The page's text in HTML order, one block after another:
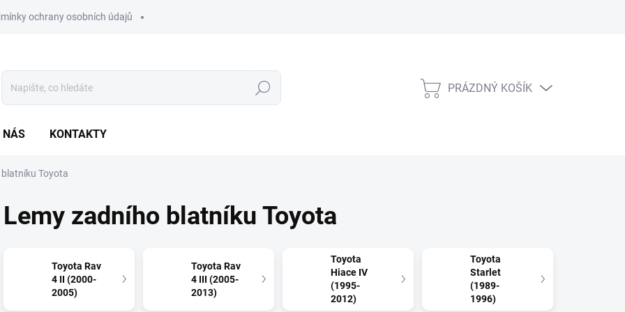
ochrany osobních údajů
Hledat
NÁKUPNÍ
PRÁZDNÝ KOŠÍK
NÁS KONTAKTY
Toyota
Lemy zadního blatníku Toyota
Toyota Rav
4 II (2000-
2005)
Toyota Rav
4 III (2005-
2013)
Toyota
Hiace IV
(1995-
2012)
Toyota
Starlet
(1989-
1996)